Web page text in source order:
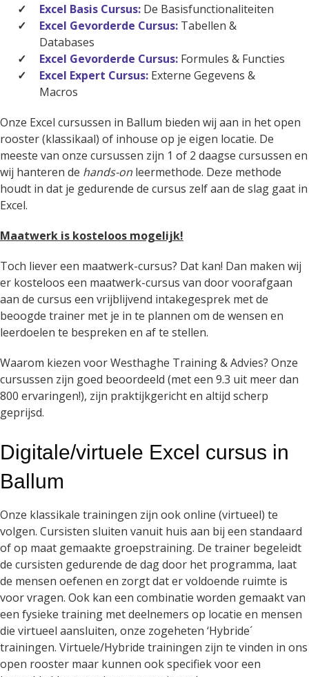
Excel Basis Cursus: De Basisfunctionaliteiten
Excel Gevorderde Cursus: Tabellen &
Databases
Excel Gevorderde Cursus: Formules & Functies
Excel Expert Cursus: Externe Gegevens &
Macros
Onze Excel cursussen in Ballum bieden wij aan in het open
rooster (klassikaal) of inhouse op je eigen locatie. De
meeste van onze cursussen zijn 1 of 2 daagse cursussen en
wij hanteren de hands-on leermethode. Deze methode
houdt in dat je gedurende de cursus zelf aan de slag gaat in
Excel.
Maatwerk is kosteloos mogelijk!
Toch liever een maatwerk-cursus? Dat kan! Dan maken wij
er kosteloos een maatwerk-cursus van door voorafgaan
aan de cursus een vrijblijvend intakegesprek met de
beoogde trainer met je in te plannen om de wensen en
leerdoelen te bespreken en af te stellen.
Waarom kiezen voor Westhaghe Training & Advies? Onze
cursussen zijn goed beoordeeld (met een 9.3 uit meer dan
800 ervaringen!), zijn praktijkgericht en altijd scherp
geprijsd.
Digitale/virtuele Excel cursus in
Ballum
Onze klassikale trainingen zijn ook online (virtueel) te
volgen. Cursisten sluiten vanuit huis aan bij een standaard
of op maat gemaakte groepstraining. De trainer begeleidt
de cursisten gedurende de dag door het programma, laat
de mensen oefenen en zorgt dat er voldoende ruimte is
voor vragen. Ook kan een combinatie worden gemaakt van
een fysieke training met deelnemers op locatie en mensen
die virtueel aansluiten, onze zogeheten ‘Hybride´
trainingen. Virtuele/Hybride trainingen zijn te vinden in ons
open rooster maar kunnen ook specifiek voor een